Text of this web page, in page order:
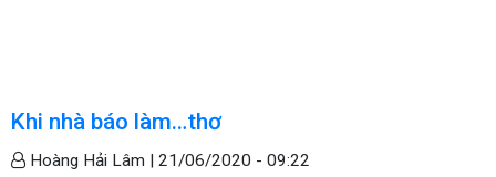
Khi nhà báo làm…thơ
Hoàng Hải Lâm | 21/06/2020 - 09:22